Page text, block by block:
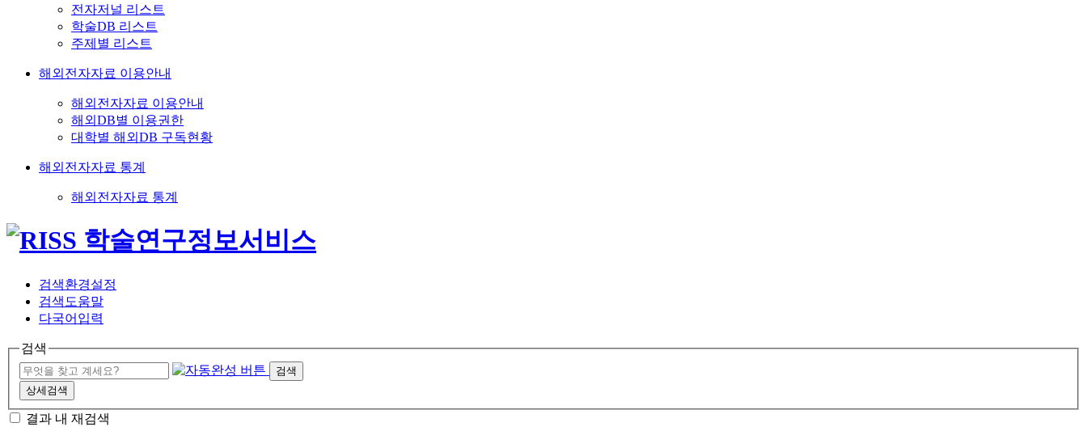
전자저널 리스트
학술DB 리스트
주제별 리스트
해외전자자료 이용안내
해외전자자료 이용안내
해외DB별 이용권한
대학별 해외DB 구독현황
해외전자자료 통계
해외전자자료 통계
검색환경설정
검색도움말
다국어입력
검색
검색
상세검색
결과 내 재검색